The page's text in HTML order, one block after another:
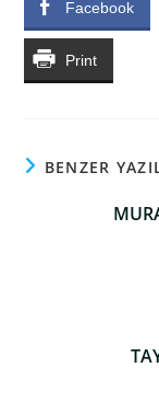
Facebook
Print
BENZER